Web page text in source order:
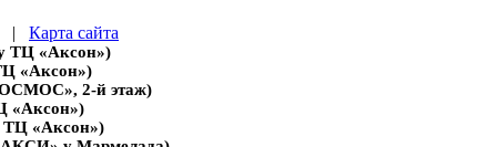
| Карта сайта
ТЦ «Аксон»)
«Аксон»)
2-й этаж)
«Аксон»)
ТЦ «Аксон»)